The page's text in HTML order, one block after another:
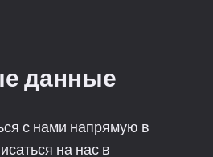
данные
с нами напрямую в
на нас в